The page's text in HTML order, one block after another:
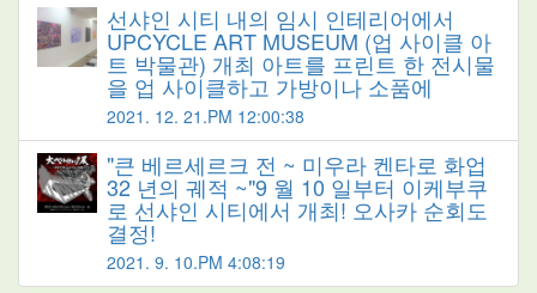
선샤인 시티 내의 임시 인테리어에서
UPCYCLE ART MUSEUM (업 사이클 아
트 박물관) 개최 아트를 프린트 한 전시물
을 업 사이클하고 가방이나 소품에
2021. 12. 21.PM 12:00:38
"큰 베르세르크 전 ~ 미우라 켄타로 화업
32 년의 궤적 ~"9 월 10 일부터 이케부쿠
로 선샤인 시티에서 개최! 오사카 순회도
결정!
2021. 9. 10.PM 4:08:19